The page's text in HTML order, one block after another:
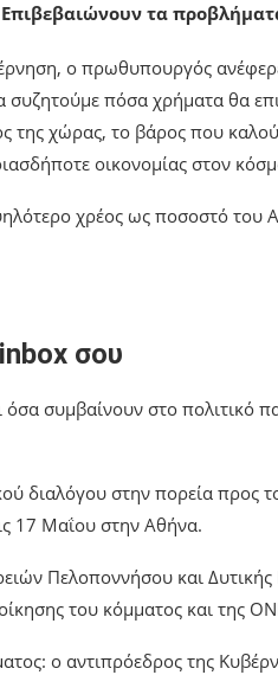
τα
ο πρωθυπουργός
πόσα χρήματα θα
της χώρας, το βάρος που
οικονομίας στον
χρέος ως ποσοστό
σου
συμβαίνουν στο πολιτικό
διαλόγου στην πορεία προς
17 Μαΐου στην Αθήνα.
Πελοποννήσου και
του κόμματος και της
ο αντιπρόεδρος της